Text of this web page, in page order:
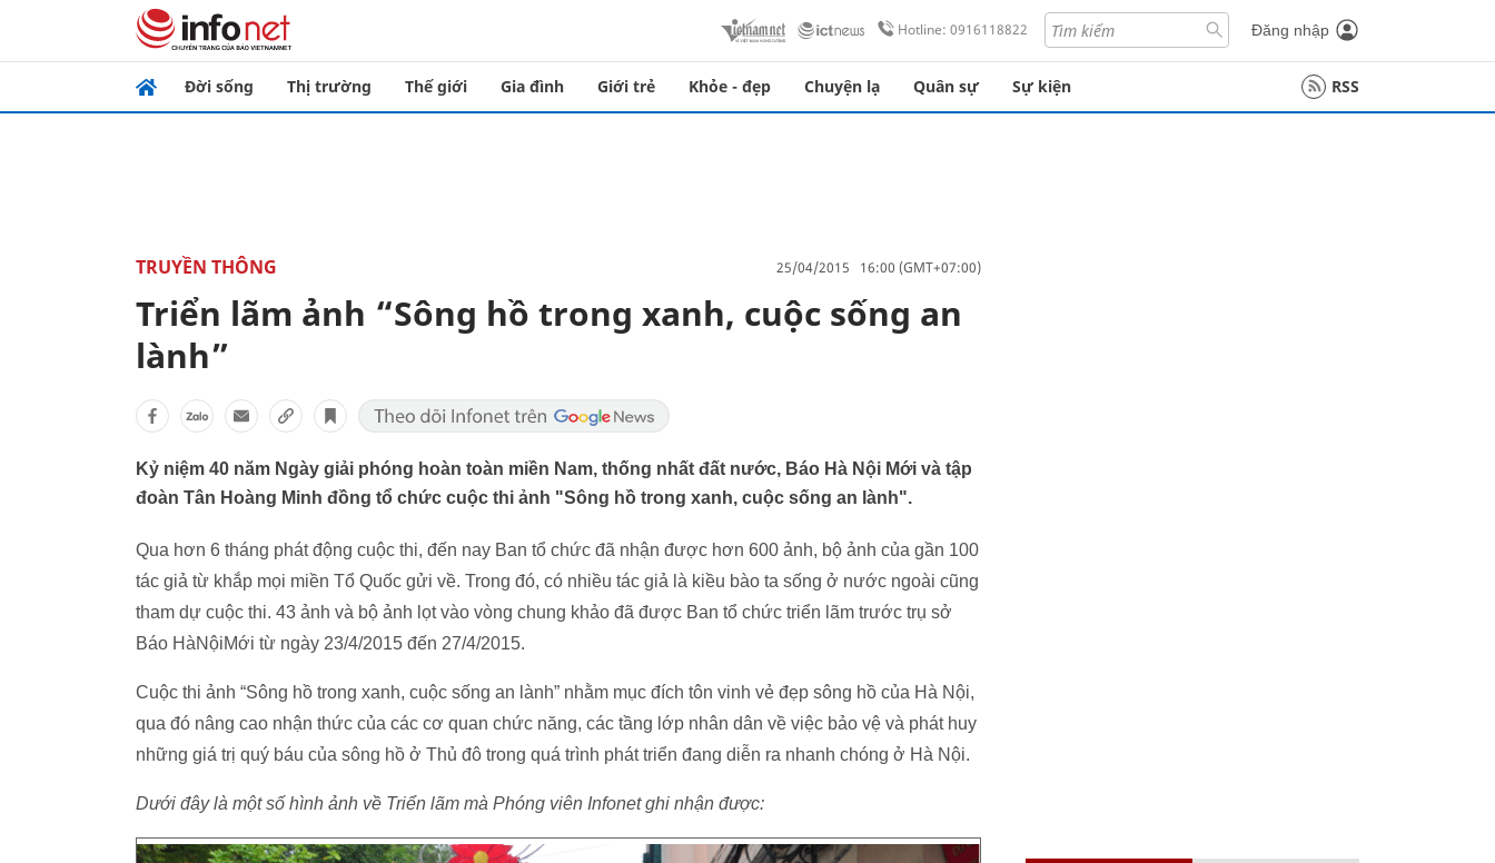
Hotline: 0916118822 Đăng nhập
Đời sống Thị trường Thế giới Gia đình Giới trẻ Khỏe - đẹp Chuyện lạ Quân sự Sự kiện RSS
TRUYỀN THÔNG 25/04/2015 16:00 (GMT+07:00)
Triển lãm ảnh “Sông hồ trong xanh, cuộc sống an
lành”
Kỷ niệm 40 năm Ngày giải phóng hoàn toàn miền Nam, thống nhất đất nước, Báo Hà Nội Mới và tập
đoàn Tân Hoàng Minh đồng tổ chức cuộc thi ảnh "Sông hồ trong xanh, cuộc sống an lành".
Qua hơn 6 tháng phát động cuộc thi, đến nay Ban tổ chức đã nhận được hơn 600 ảnh, bộ ảnh của gần 100
tác giả từ khắp mọi miền Tổ Quốc gửi về. Trong đó, có nhiều tác giả là kiều bào ta sống ở nước ngoài cũng
tham dự cuộc thi. 43 ảnh và bộ ảnh lọt vào vòng chung khảo đã được Ban tổ chức triển lãm trước trụ sở
Báo HàNộiMới từ ngày 23/4/2015 đến 27/4/2015.
Cuộc thi ảnh “Sông hồ trong xanh, cuộc sống an lành” nhằm mục đích tôn vinh vẻ đẹp sông hồ của Hà Nội,
qua đó nâng cao nhận thức của các cơ quan chức năng, các tầng lớp nhân dân về việc bảo vệ và phát huy
những giá trị quý báu của sông hồ ở Thủ đô trong quá trình phát triển đang diễn ra nhanh chóng ở Hà Nội.
Dưới đây là một số hình ảnh về Triển lãm mà Phóng viên Infonet ghi nhận được: